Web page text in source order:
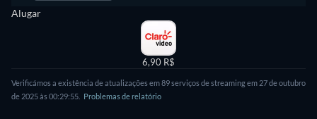
Alugar
6,90 R$
Verificámos a existência de atualizações em 89 serviços de streaming em 27 de outubro
de 2025 às 00:29:55.
Problemas de relatório